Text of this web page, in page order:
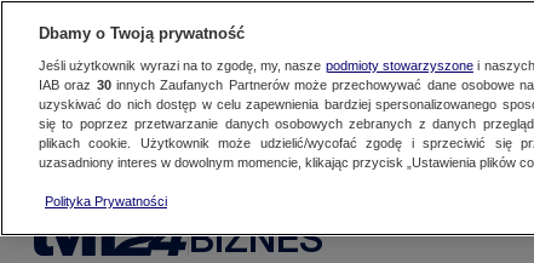
BIZNES
Dbamy o Twoją prywatność
Jeśli użytkownik wyrazi na to zgodę, my, nasze podmioty stowarzyszonei naszych
IAB oraz 30innych Zaufanych Partnerów może przechowywać dane osobowe
uzyskiwać do nich dostęp w celu zapewnienia bardziej spersonalizowanego
się to poprzez przetwarzanie danych osobowych zebranych z danych
plikach cookie. Użytkownik może udzielić/wycofać zgodę i sprzeciwić się
uzasadniony interes w dowolnym momencie, klikając przycisk „Ustawienia plików
Polityka Prywatności